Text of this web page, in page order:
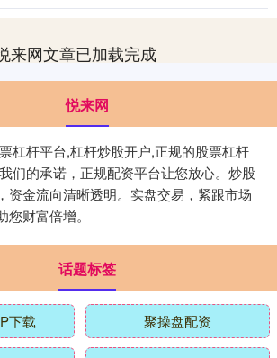
来网文章已加载完成
悦来网
杠杆平台,杠杆炒股开户,正规的股票杠杆
们的承诺，正规配资平台让您放心。炒股
资金流向清晰透明。实盘交易，紧跟市场
财富倍增。
话题标签
下载 聚操盘配资